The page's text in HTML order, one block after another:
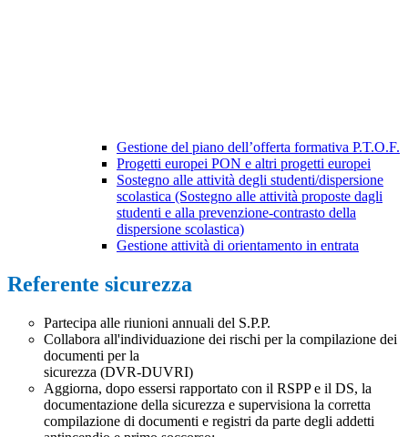
Gestione del piano dell’offerta formativa P.T.O.F.
Progetti europei PON e altri progetti europei
Sostegno alle attività degli studenti/dispersione
scolastica (Sostegno alle attività proposte dagli
studenti e alla prevenzione-contrasto della
dispersione scolastica)
Gestione attività di orientamento in entrata
Referente sicurezza
Partecipa alle riunioni annuali del S.P.P.
Collabora all'individuazione dei rischi per la compilazione dei
documenti per la
sicurezza (DVR-DUVRI)
Aggiorna, dopo essersi rapportato con il RSPP e il DS, la
documentazione della sicurezza e supervisiona la corretta
compilazione di documenti e registri da parte degli addetti